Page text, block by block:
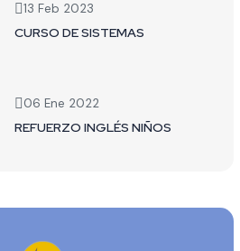
13 Feb 2023
CURSO DE SISTEMAS
06 Ene 2022
REFUERZO INGLÉS NIÑOS